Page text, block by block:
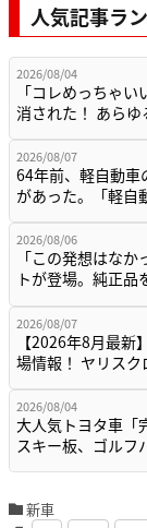
人気記事ラ
2026/08/04
「コレめっちゃ
消された！ あら
2026/08/07
64年前、軽自動車
があった。「軽
2026/08/06
「この発想はな
トが登場。純正
2026/08/07
【2026年8月最新
場情報！ ヤリス
2026/08/04
大人気トヨタ車「
スキー板、ゴル
新車